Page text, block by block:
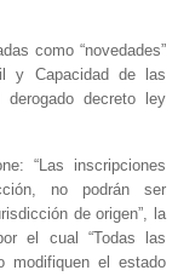
como “novedades”
y Capacidad de las
decreto ley
“Las inscripciones
no podrán ser
de origen”, la
el cual “Todas las
modifiquen el estado